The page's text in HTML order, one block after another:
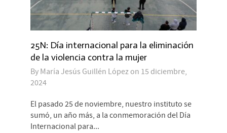
25N: Día internacional para la eliminación
de la violencia contra la mujer
By María Jesús Guillén López on 15 diciembre,
2024
El pasado 25 de noviembre, nuestro instituto se
sumó, un año más, a la conmemoración del Día
Internacional para...